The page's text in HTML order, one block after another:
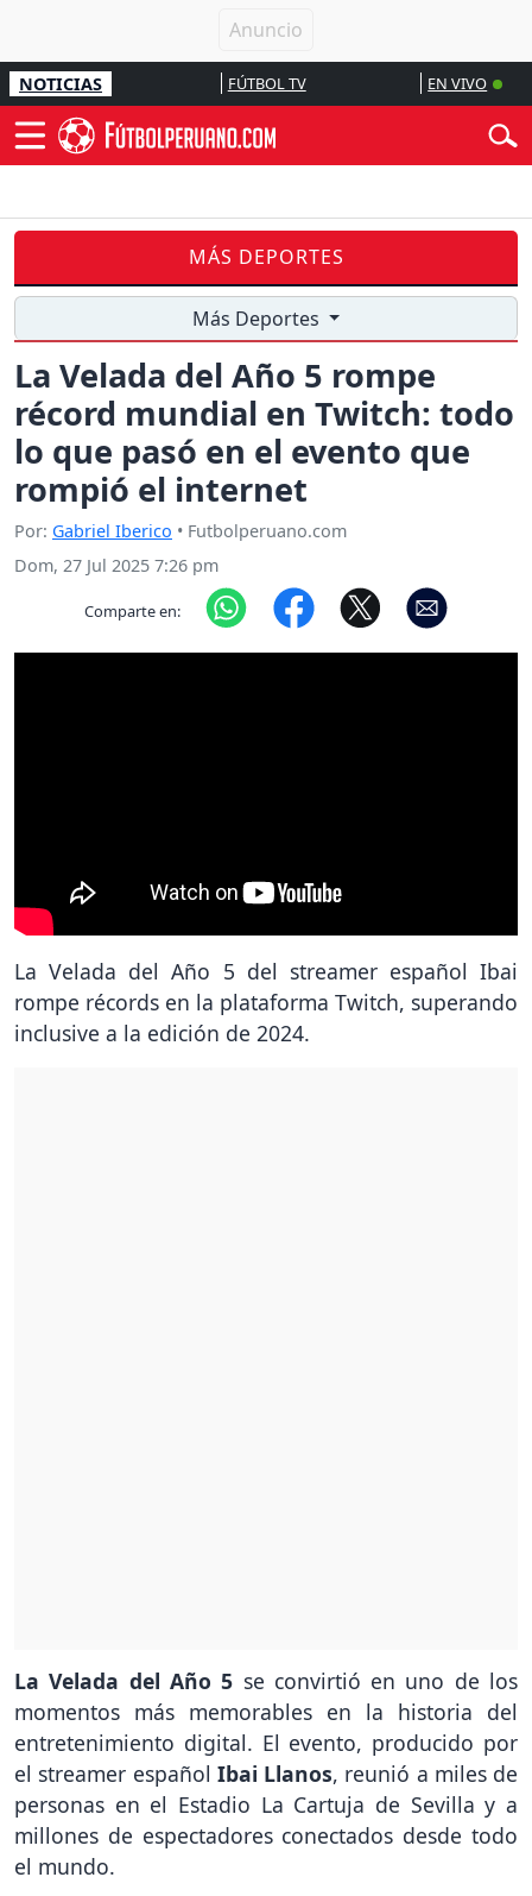
NOTICIAS FÚTBOL TV EN VIVO
MÁS DEPORTES
Más Deportes
La Velada del Año 5 rompe
récord mundial en Twitch: todo
lo que pasó en el evento que
rompió el internet
Por: Gabriel Iberico • Futbolperuano.com
Dom, 27 Jul 2025 7:26 pm
Comparte en:
La Velada del Año 5 del streamer español Ibai
rompe récords en la plataforma Twitch, superando
inclusive a la edición de 2024.
La Velada del Año 5 se convirtió en uno de los
momentos más memorables en la historia del
entretenimiento digital. El evento, producido por
el streamer español Ibai Llanos, reunió a miles de
personas en el Estadio La Cartuja de Sevilla y a
millones de espectadores conectados desde todo
el mundo.